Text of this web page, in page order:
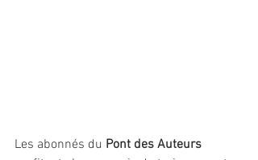
Les abonnés du Pont des Auteurs